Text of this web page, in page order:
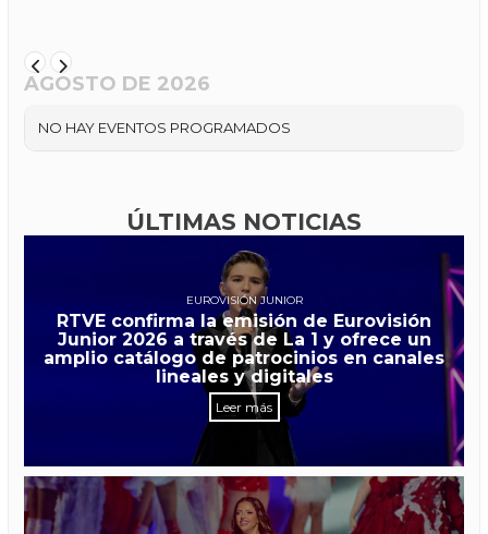
AGOSTO DE 2026
NO HAY EVENTOS PROGRAMADOS
ÚLTIMAS NOTICIAS
EUROVISIÓN JUNIOR
RTVE confirma la emisión de Eurovisión
Junior 2026 a través de La 1 y ofrece un
amplio catálogo de patrocinios en canales
lineales y digitales
Leer más